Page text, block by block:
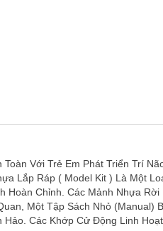
Với Trẻ Em Phát Triển Trí
Lắp Ráp ( Model Kit ) Là Một
Hoàn Chỉnh. Các Mảnh Nhựa
Một Tập Sách Nhỏ (Manual)
Các Khớp Cử Động Linh